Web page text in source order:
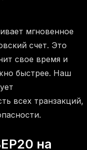
мгновенное
счет. Это
свое время и
быстрее. Наш
всех транзакций,
на